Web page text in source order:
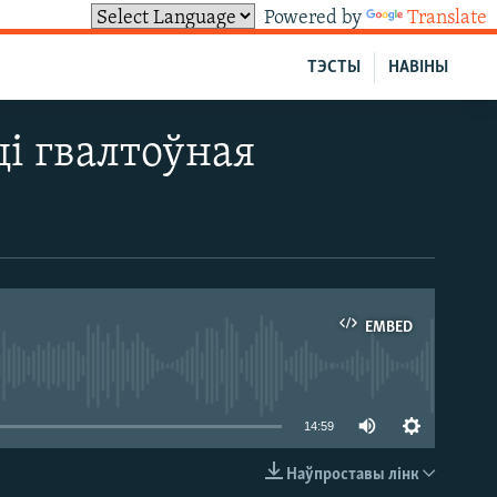
Powered by Translate
НАВІНЫ
ТЭСТЫ
гвалтоўная
EMBED
14:59
Наўпроставы лінк